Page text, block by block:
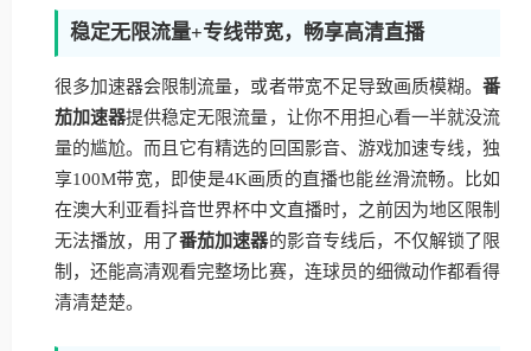
稳定无限流量+专线带宽，畅享高清直播
很多加速器会限制流量，或者带宽不足导致画质模糊。 番
茄加速器提供稳定无限流量，让你不用担心看一半就没流
量的尴尬。而且它有精选的回国影音、游戏加速专线，独
享100M带宽，即使是4K画质的直播也能丝滑流畅。比如
在澳大利亚看抖音世界杯中文直播时，之前因为地区限制
无法播放，用了番茄加速器的影音专线后，不仅解锁了限
制，还能高清观看完整场比赛，连球员的细微动作都看得
清清楚楚。